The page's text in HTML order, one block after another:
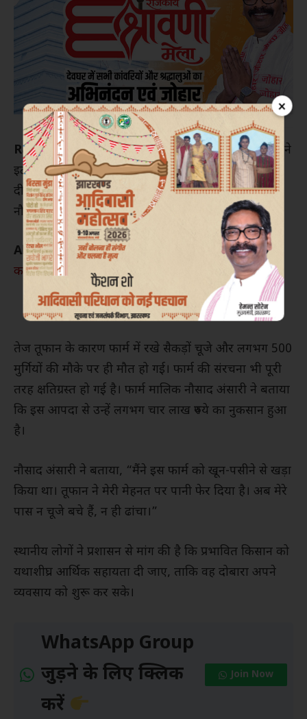
×
Ranchi :गुरुवार की शाम आई तेज बारिश और आंधी-तूफान ने
इटहे गांव के किसान और मुर्गीपालकों के लिए भारी तबाही ला
दी। तेज हवाओं और मूसलधार बारिश से गांव के मुर्गीपालक
नौसाद अंसारी का पूरा मुर्गी फार्म धराशायी हो गया।
Also Read :रांची में छिनतई गिरोह का खुलासा, जेवर
कारोबारी भी गिरफ्तार
तेज तूफान के कारण फार्म में रखे सैकड़ों चूजे और लगभग 500
मुर्गियों की मौके पर ही मौत हो गई। फार्म की संरचना भी पूरी
तरह क्षतिग्रस्त हो गई है। फार्म मालिक नौसाद अंसारी ने बताया
कि इस आपदा से उन्हें लगभग चार लाख रुपये का नुकसान हुआ
है।
नौसाद अंसारी ने बताया, “मैंने इस फार्म को खून-पसीने से खड़ा
किया था। तूफान ने मेरी मेहनत पर पानी फेर दिया है। अब मेरे
पास न चूजे बचे हैं, न ही ढांचा।”
स्थानीय लोगों ने प्रशासन से मांग की है कि प्रभावित किसान को
यथाशीघ्र आर्थिक सहायता दी जाए, ताकि वह दोबारा अपने
व्यवसाय को शुरू कर सके।
WhatsApp Group
जुड़ने के लिए क्लिक
करें
Join Now